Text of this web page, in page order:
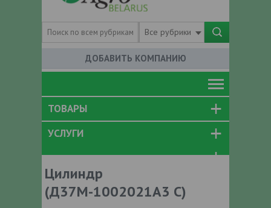
Все рубрики
ДОБАВИТЬ КОМПАНИЮ
ТОВАРЫ
УСЛУГИ
Цилиндр
(Д37М-1002021А3 С)